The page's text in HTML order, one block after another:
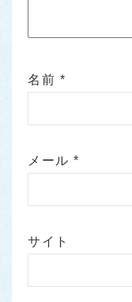
名前 *
メール*
サイト